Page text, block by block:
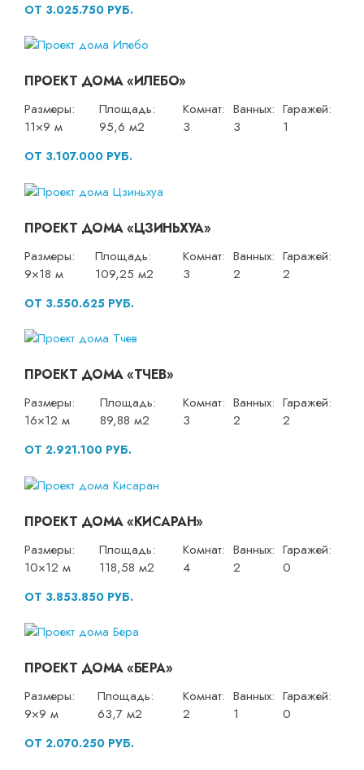
ОТ 3.025.750 РУБ.
ПРОЕКТ ДОМА «ИЛЕБО»
Размеры:
11×9 м
Площадь:
95,6 м2
Комнат:
3
Ванных:
3
Гаражей:
1
ОТ 3.107.000 РУБ.
ПРОЕКТ ДОМА «ЦЗИНЬХУА»
Размеры:
9×18 м
Площадь:
109,25 м2
Комнат:
3
Ванных:
2
Гаражей:
2
ОТ 3.550.625 РУБ.
ПРОЕКТ ДОМА «ТЧЕВ»
Размеры:
16×12 м
Площадь:
89,88 м2
Комнат:
3
Ванных:
2
Гаражей:
2
ОТ 2.921.100 РУБ.
ПРОЕКТ ДОМА «КИСАРАН»
Размеры:
10×12 м
Площадь:
118,58 м2
Комнат:
4
Ванных:
2
Гаражей:
0
ОТ 3.853.850 РУБ.
ПРОЕКТ ДОМА «БЕРА»
Размеры:
9×9 м
Площадь:
63,7 м2
Комнат:
2
Ванных:
1
Гаражей:
0
ОТ 2.070.250 РУБ.